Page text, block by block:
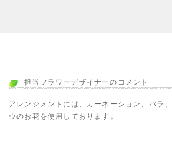
担当フラワーデザイナーのコメント
アレンジメントには、カーネーション、バラ
ウのお花を使用しております。